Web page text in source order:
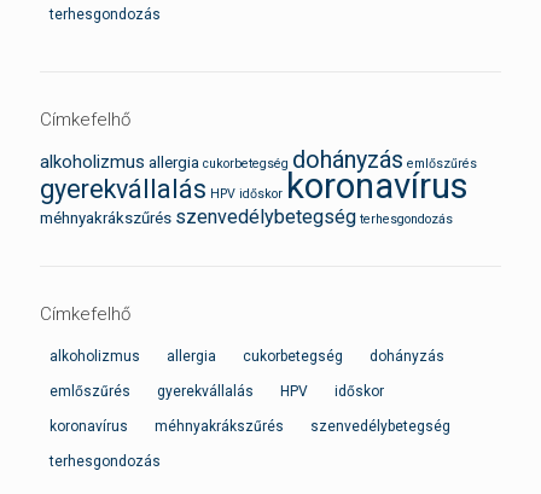
terhesgondozás
Címkefelhő
alkoholizmus allergia cukorbetegség dohányzás emlőszűrés
gyerekvállalás HPV időskor koronavírus
méhnyakrákszűrés szenvedélybetegség terhesgondozás
Címkefelhő
alkoholizmus allergia cukorbetegség dohányzás
emlőszűrés gyerekvállalás HPV időskor
koronavírus méhnyakrákszűrés szenvedélybetegség
terhesgondozás